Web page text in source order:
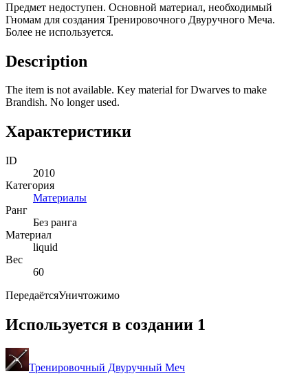
Предмет недоступен. Основной материал, необходимый
Гномам для создания Тренировочного Двуручного Меча.
Более не используется.
Description
The item is not available. Key material for Dwarves to make
Brandish. No longer used.
Характеристики
ID
2010
Категория
Материалы
Ранг
Без ранга
Материал
liquid
Вес
60
ПередаётсяУничтожимо
Используется в создании 1
Тренировочный Двуручный Меч